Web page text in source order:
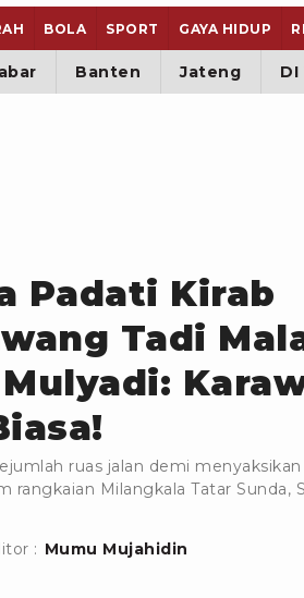
BOLA SPORT GAYA HIDUP
Banten Jateng DI
Padati Kirab
Tadi
ruas jalan demi menyaksikan
rangkaian Milangkala Tatar Sunda,
: Mumu Mujahidin